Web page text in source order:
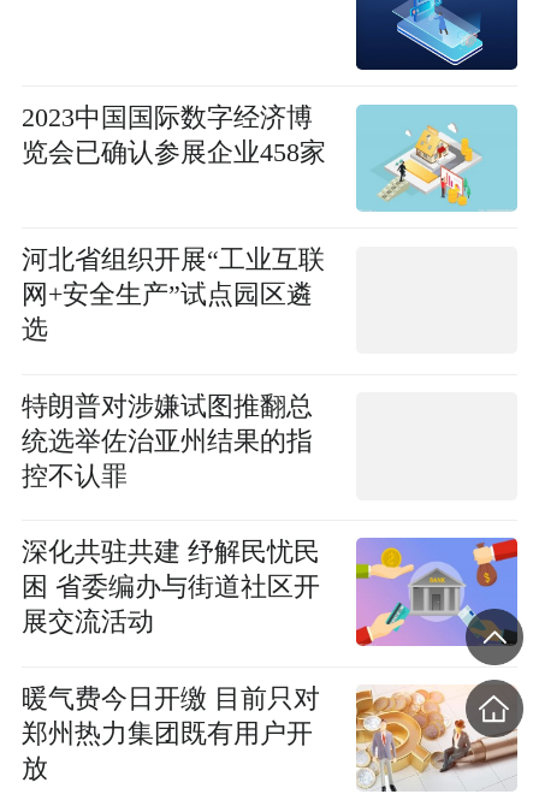
​2023中国国际数字经济博
览会已确认参展企业458家
河北省组织开展“工业互联
网+安全生产”试点园区遴
选
特朗普对涉嫌试图推翻总
统选举佐治亚州结果的指
控不认罪
深化共驻共建 纾解民忧民
困 省委编办与街道社区开
展交流活动
暖气费今日开缴 目前只对
郑州热力集团既有用户开
放